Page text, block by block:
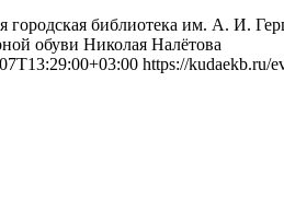
городская библиотека им. А. И.
обуви Николая Налётова
https://kudaekb.ru/